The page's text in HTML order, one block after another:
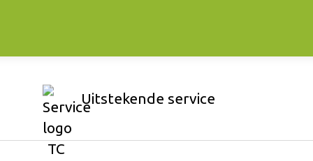
Uitstekende service